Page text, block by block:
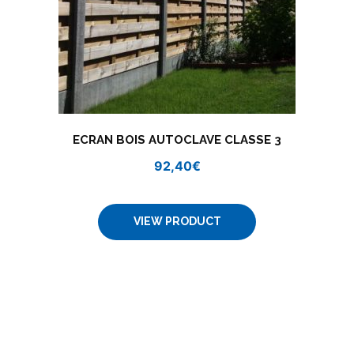
ECRAN BOIS AUTOCLAVE CLASSE 3
92,40€
VIEW PRODUCT